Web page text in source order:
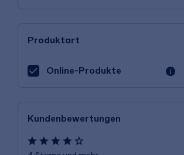
Produktart
Online-Produkte
Kundenbewertungen